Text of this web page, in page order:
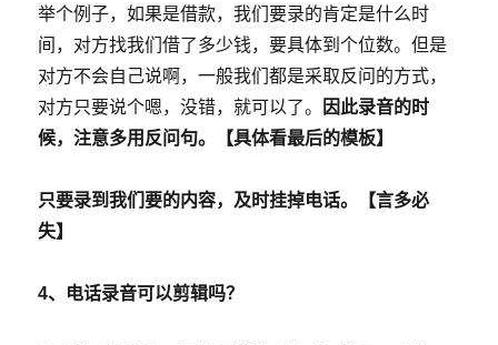
举个例子，如果是借款，我们要录的肯定是什么时
间，对方找我们借了多少钱，要具体到个位数。但是
对方不会自己说啊，一般我们都是采取反问的方式，
对方只要说个嗯，没错，就可以了。
因此录音的时
候，注意多用反问句。【具体看最后的模板】
只要录到我们要的内容，及时挂掉电话。【言多必
失】
4、电话录音可以剪辑吗？